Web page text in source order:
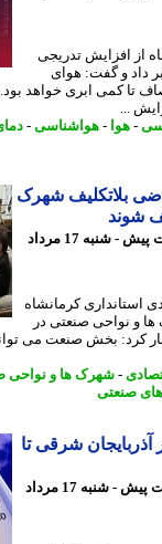
تدریجی
و گفت: هوای
کمی ابری خواهد بود. -
...
هوا-هواشناسی-دمای
بلاتکلیف شهرک
14 ساعت پیش - شنبه 17 مرداد
کرمانشاه
نواحی صنعتی در
بخش صنعت می تواند
-شهرک ها و نواحی
شرقی تا
18 ساعت پیش - شنبه 17 مرداد